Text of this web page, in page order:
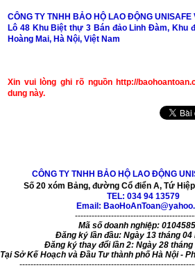
CÔNG TY TNHH BẢO HỘ LAO ĐỘNG UNISAFE
Lô 48 Khu Biệt thự 3 Bán đảo Linh Đàm, Khu
Hoàng Mai, Hà Nội, Việt Nam
Xin vui lòng ghi rõ nguồn http://
dung này.
CÔNG TY TNHH BẢO HỘ LAO ĐỘNG
Số 20 xóm Bảng, đường Cổ điển A, Tứ
TEL: 034 94 13579
Email:
Mã số doanh nghiệp:
Đăng ký lần đầu: Ngày 13 tháng 04
Đăng ký thay đổi lần 2: Ngày 28 tháng
Tại Sở Kế Hoạch và Đầu Tư thành phố Hà Nội -